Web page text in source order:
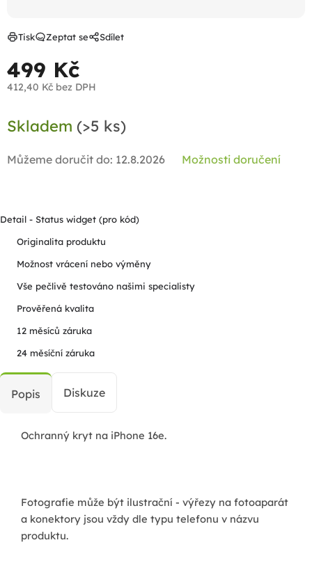
499 Kč
412,40 Kč bez DPH
cena:
Skladem (>5 ks)
Můžeme doručit do: 12.8.2026 Možnosti doručení
Tisk Zeptat se Sdílet
Detail - Status widget (pro kód)
Originalita produktu
Možnost vrácení nebo výměny
Vše pečlivě testováno našimi specialisty
Prověřená kvalita
12 měsíců záruka
24 měsíční záruka
Popis Diskuze
Ochranný kryt na iPhone 16e.
Fotografie může být ilustrační - výřezy na fotoaparát
a konektory jsou vždy dle typu telefonu v názvu
produktu.